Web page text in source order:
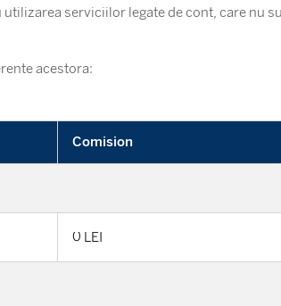
serviciilor legate de cont, care nu
acestora:
Comision
0 LEI